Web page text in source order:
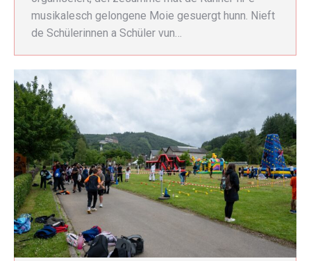
musikalesch gelongene Moie gesuergt hunn. Nieft
de Schülerinnen a Schüler vun…